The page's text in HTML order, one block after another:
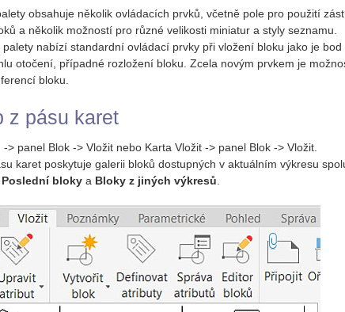
obsahuje několik ovládacích prvků, včetně pole pro použití
a několik možností pro různé velikosti miniatur a styly seznamu.
nabízí standardní ovládací prvky při vložení bloku jako je bod
otočení, případné rozložení bloku. Zcela novým prvkem je
bloku.
z pásu karet
-> panel Blok -> Vložit nebo Karta Vložit -> panel Blok -> Vložit.
karet poskytuje galerii bloků dostupných v aktuálním výkresu
Poslední bloky a Bloky z jiných výkresů